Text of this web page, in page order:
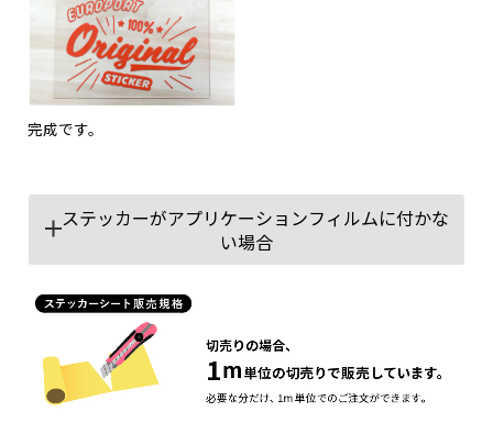
完成です。
ステッカーがアプリケーションフィルムに付かな
い場合